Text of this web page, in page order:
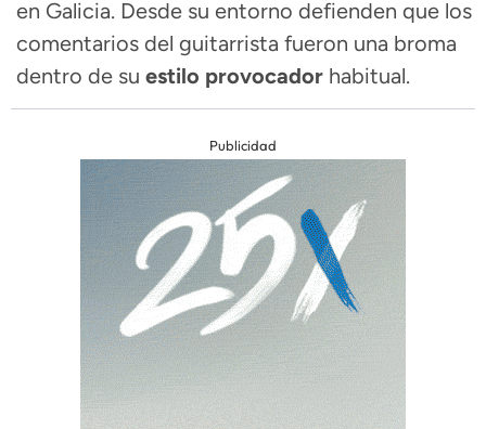
en Galicia. Desde su entorno defienden que los
comentarios del guitarrista fueron una broma
dentro de su estilo provocador habitual.
Publicidad